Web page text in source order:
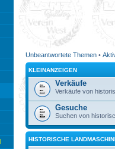
Unbeantwortete Themen •
KLEINANZEIGEN
Verkäufe
Verkäufe von
Gesuche
Suchen von
HISTORISCHE